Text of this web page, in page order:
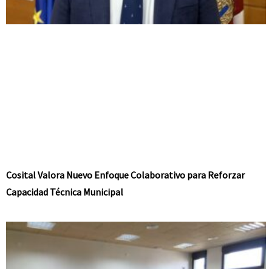
Cosital Valora Nuevo Enfoque Colaborativo para Reforzar
Capacidad Técnica Municipal